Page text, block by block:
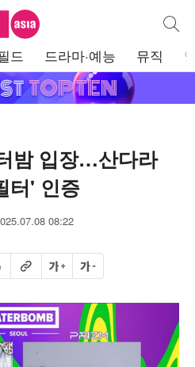
아시아 통합
드 드라마·예능 뮤직
밤 입장…산다라
터' 인증
08:22
유하기
공유하기
URL복사글자 크게글자 작게